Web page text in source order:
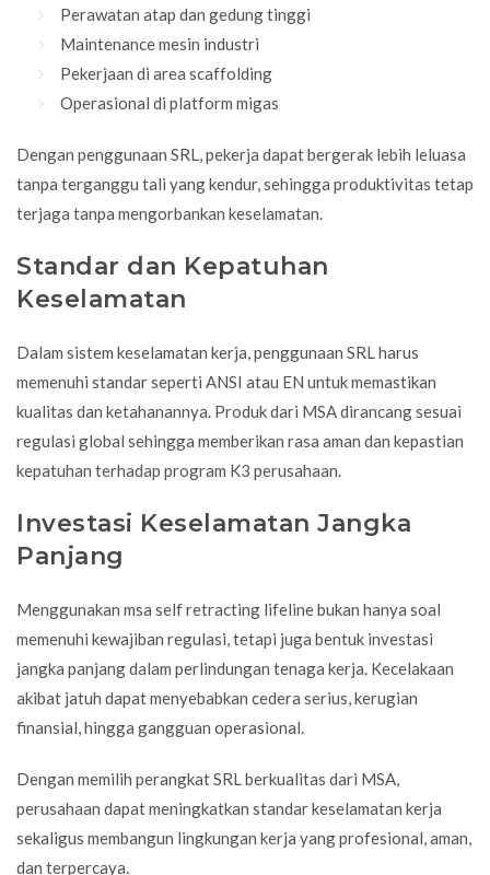
Perawatan atap dan gedung tinggi
Maintenance mesin industri
Pekerjaan di area scaffolding
Operasional di platform migas
Dengan penggunaan SRL, pekerja dapat bergerak lebih leluasa
tanpa terganggu tali yang kendur, sehingga produktivitas tetap
terjaga tanpa mengorbankan keselamatan.
Standar dan Kepatuhan
Keselamatan
Dalam sistem keselamatan kerja, penggunaan SRL harus
memenuhi standar seperti ANSI atau EN untuk memastikan
kualitas dan ketahanannya. Produk dari MSA dirancang sesuai
regulasi global sehingga memberikan rasa aman dan kepastian
kepatuhan terhadap program K3 perusahaan.
Investasi Keselamatan Jangka
Panjang
Menggunakan msa self retracting lifeline bukan hanya soal
memenuhi kewajiban regulasi, tetapi juga bentuk investasi
jangka panjang dalam perlindungan tenaga kerja. Kecelakaan
akibat jatuh dapat menyebabkan cedera serius, kerugian
finansial, hingga gangguan operasional.
Dengan memilih perangkat SRL berkualitas dari MSA,
perusahaan dapat meningkatkan standar keselamatan kerja
sekaligus membangun lingkungan kerja yang profesional, aman,
dan terpercaya.